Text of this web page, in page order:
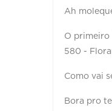
Ah
O primeiro
580 -
Como vai
Bora pro